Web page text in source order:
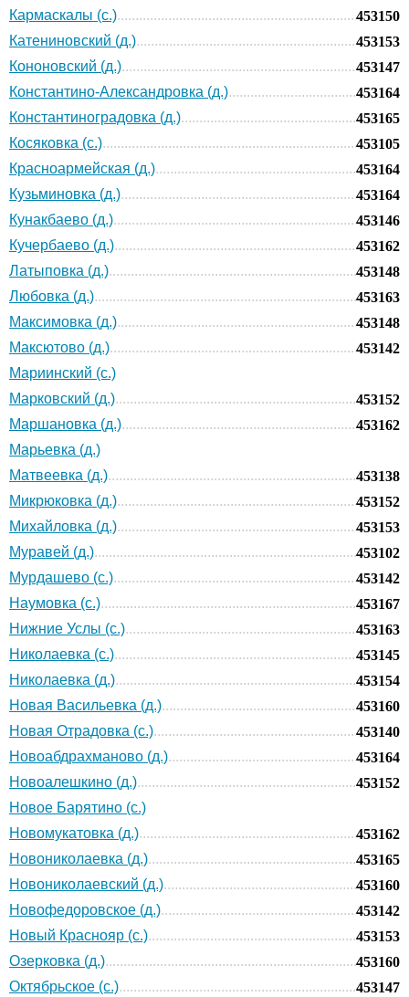
Кармаскалы (с.)
453150
Катениновский (д.)
453153
Кононовский (д.)
453147
Константино-Александровка (д.)
453164
Константиноградовка (д.)
453165
Косяковка (с.)
453105
Красноармейская (д.)
453164
Кузьминовка (д.)
453164
Кунакбаево (д.)
453146
Кучербаево (д.)
453162
Латыповка (д.)
453148
Любовка (д.)
453163
Максимовка (д.)
453148
Максютово (д.)
453142
Мариинский (с.)
Марковский (д.)
453152
Маршановка (д.)
453162
Марьевка (д.)
Матвеевка (д.)
453138
Микрюковка (д.)
453152
Михайловка (д.)
453153
Муравей (д.)
453102
Мурдашево (с.)
453142
Наумовка (с.)
453167
Нижние Услы (с.)
453163
Николаевка (с.)
453145
Николаевка (д.)
453154
Новая Васильевка (д.)
453160
Новая Отрадовка (с.)
453140
Новоабдрахманово (д.)
453164
Новоалешкино (д.)
453152
Новое Барятино (с.)
Новомукатовка (д.)
453162
Новониколаевка (д.)
453165
Новониколаевский (д.)
453160
Новофедоровское (д.)
453142
Новый Краснояр (с.)
453153
Озерковка (д.)
453160
Октябрьское (с.)
453147